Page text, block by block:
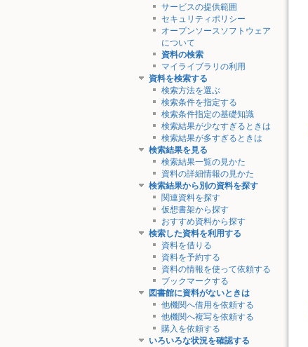
サービスの提供範囲
セキュリティポリシー
オープンソースソフトウェア
について
資料の検索
マイライブラリの利用
資料を検索する
検索方法を選ぶ
検索条件を指定する
検索条件指定の基礎知識
検索結果が少なすぎるときは
検索結果が多すぎるときは
検索結果を見る
検索結果一覧の見かた
資料の詳細情報の見かた
検索結果から別の資料を探す
関連資料を探す
仮想書架から探す
おすすめ資料から探す
検索した資料を利用する
資料を借りる
資料を予約する
資料の情報を使って依頼する
ブックマークする
図書館に資料がないときは
他機関へ借用を依頼する
他機関へ複写を依頼する
購入を依頼する
いろいろな状況を確認する